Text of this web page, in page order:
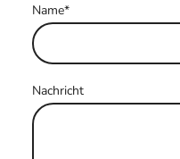
Name*
Nachricht